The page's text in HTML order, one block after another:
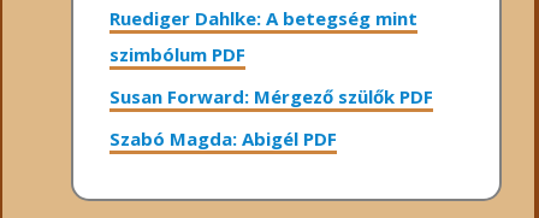
Ruediger Dahlke: A betegség mint
szimbólum PDF
Susan Forward: Mérgező szülők PDF
Szabó Magda: Abigél PDF